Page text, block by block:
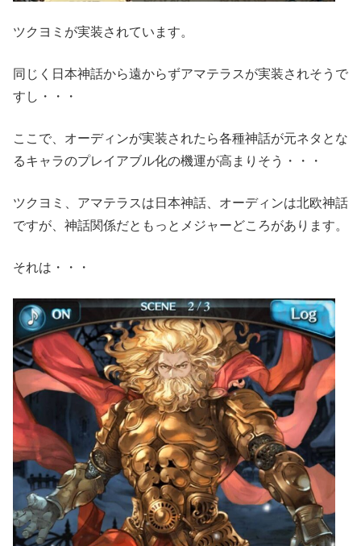
ツクヨミが実装されています。
同じく日本神話から遠からずアマテラスが実装されそうで
すし・・・
ここで、オーディンが実装されたら各種神話が元ネタとな
るキャラのプレイアブル化の機運が高まりそう・・・
ツクヨミ、アマテラスは日本神話、オーディンは北欧神話
ですが、神話関係だともっとメジャーどころがあります。
それは・・・